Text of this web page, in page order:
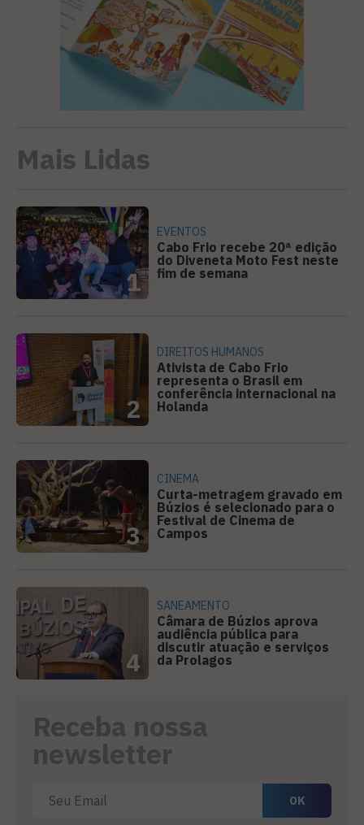
Mais Lidas
1
EVENTOS
Cabo Frio recebe 20ª edição
do Diveneta Moto Fest neste
fim de semana
2
DIREITOS HUMANOS
Ativista de Cabo Frio
representa o Brasil em
conferência internacional na
Holanda
3
CINEMA
Curta-metragem gravado em
Búzios é selecionado para o
Festival de Cinema de
Campos
4
SANEAMENTO
Câmara de Búzios aprova
audiência pública para
discutir atuação e serviços
da Prolagos
Receba nossa
newsletter